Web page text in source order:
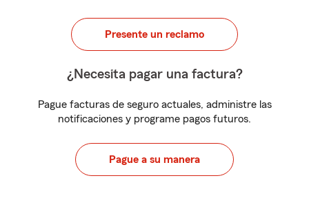
Presente un reclamo
¿Necesita pagar una factura?
Pague facturas de seguro actuales, administre las
notificaciones y programe pagos futuros.
Pague a su manera